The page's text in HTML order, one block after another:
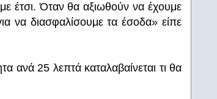
έτσι. Όταν θα αξιωθούν να έχουμε
να διασφαλίσουμε τα έσοδα» είπε
ανά 25 λεπτά καταλαβαίνεται τι θα